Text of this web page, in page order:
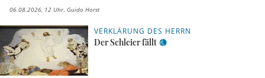
06.08.2026, 12 Uhr Guido Horst
VERKLÄRUNG DES HERRN
Der Schleier fällt